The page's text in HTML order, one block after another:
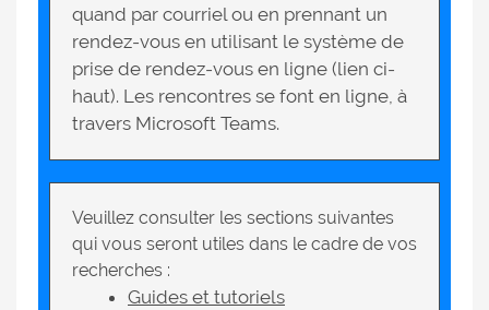
quand par courriel ou en prennant un
rendez-vous en utilisant le système de
prise de rendez-vous en ligne (lien ci-
haut). Les rencontres se font en ligne, à
travers Microsoft Teams.
Veuillez consulter les sections suivantes
qui vous seront utiles dans le cadre de vos
recherches :
Guides et tutoriels